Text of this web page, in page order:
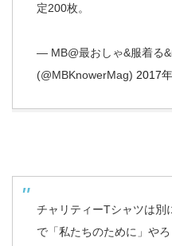
定200枚。
— MB@最おしゃ&服着る&
(@MBKnowerMag) 2017
チャリティーTシャツは別
で「私たちのために」や